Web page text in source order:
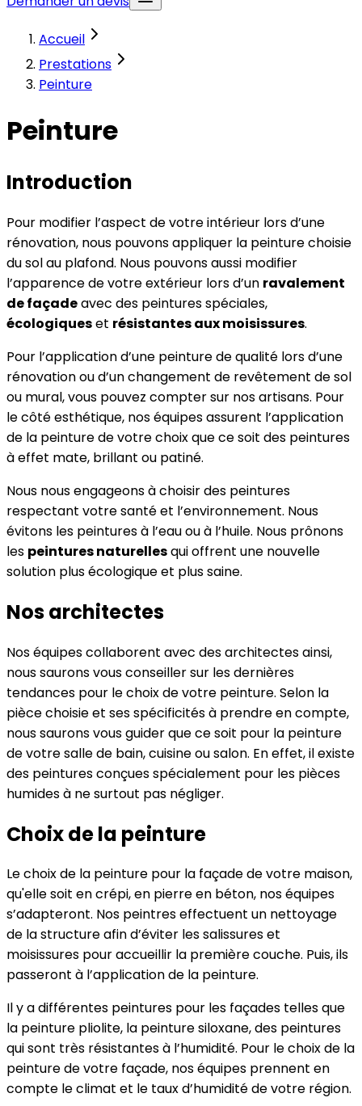
Accueil
Prestations
Peinture
Peinture
Introduction
Pour modifier l’aspect de votre intérieur lors d’une
rénovation, nous pouvons appliquer la peinture choisie
du sol au plafond. Nous pouvons aussi modifier
l’apparence de votre extérieur lors d’un ravalement
de façadeavec des peintures spéciales,
écologiqueset résistantes aux moisissures.
Pour l’application d’une peinture de qualité lors d’une
rénovation ou d’un changement de revêtement de sol
ou mural, vous pouvez compter sur nos artisans. Pour
le côté esthétique, nos équipes assurent l’application
de la peinture de votre choix que ce soit des peintures
à effet mate, brillant ou patiné.
Nous nous engageons à choisir des peintures
respectant votre santé et l’environnement. Nous
évitons les peintures à l’eau ou à l’huile. Nous prônons
les peintures naturellesqui offrent une nouvelle
solution plus écologique et plus saine.
Nos architectes
Nos équipes collaborent avec des architectes ainsi,
nous saurons vous conseiller sur les dernières
tendances pour le choix de votre peinture. Selon la
pièce choisie et ses spécificités à prendre en compte,
nous saurons vous guider que ce soit pour la peinture
de votre salle de bain, cuisine ou salon. En effet, il existe
des peintures conçues spécialement pour les pièces
humides à ne surtout pas négliger.
Choix de la peinture
Le choix de la peinture pour la façade de votre maison,
qu'elle soit en crépi, en pierre en béton, nos équipes
s’adapteront. Nos peintres effectuent un nettoyage
de la structure afin d’éviter les salissures et
moisissures pour accueillir la première couche. Puis, ils
passeront à l’application de la peinture.
Il y a différentes peintures pour les façades telles que
la peinture pliolite, la peinture siloxane, des peintures
qui sont très résistantes à l’humidité. Pour le choix de la
peinture de votre façade, nos équipes prennent en
compte le climat et le taux d’humidité de votre région.